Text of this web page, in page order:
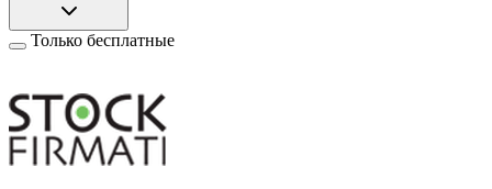
Только бесплатные